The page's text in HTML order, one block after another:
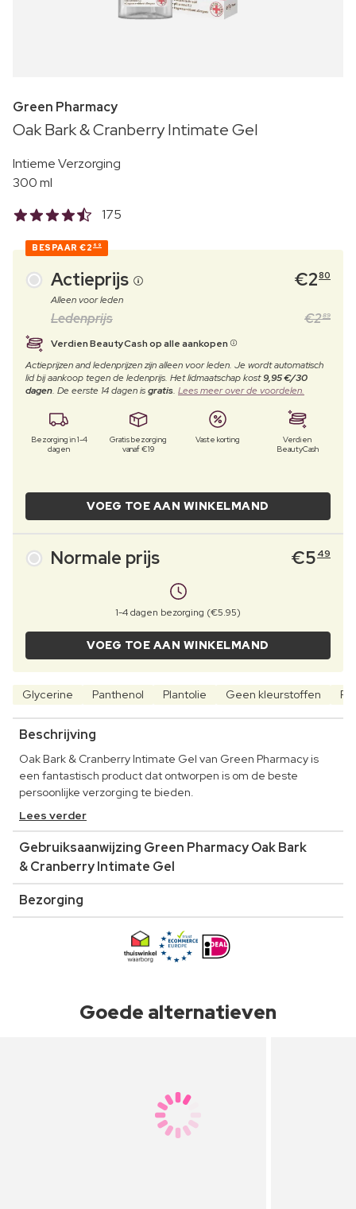
Green Pharmacy
Oak Bark & Cranberry Intimate Gel
Intieme Verzorging
300 ml
175
BESPAAR €2 69
Actieprijs €280
Alleen voor leden
Ledenprijs €289
Verdien BeautyCash op alle aankopen
Actieprijzen and ledenprijzen zijn alleen voor leden. Je wordt automatisch
lid bij aankoop tegen de ledenprijs. Het lidmaatschap kost9,95 €/30
dagen. De eerste 14 dagen isgratis. Lees meer over de voordelen.
Bezorging in 1-4
dagen
Gratis bezorging
vanaf €19
Vaste korting
Verdien
BeautyCash
VOEG TOE AAN WINKELMAND
Normale prijs €5 49
1-4 dagen bezorging (€5.95)
VOEG TOE AAN WINKELMAND
Glycerine Panthenol Plantolie Geen kleurstoffen
Beschrijving
Oak Bark & Cranberry Intimate Gel van Green Pharmacy is
een fantastisch product dat ontworpen is om de beste
persoonlijke verzorging te bieden.
Lees verder
Gebruiksaanwijzing Green Pharmacy Oak Bark
& Cranberry Intimate Gel
Bezorging
Goede alternatieven